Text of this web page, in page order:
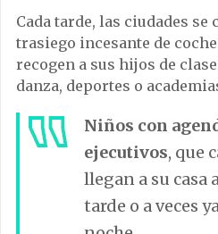
Cada tarde, las ciudades
trasiego incesante de
recogen a sus hijos de
danza, deportes o
Niños con
ejecutivos, que
llegan a su casa
tarde o a veces